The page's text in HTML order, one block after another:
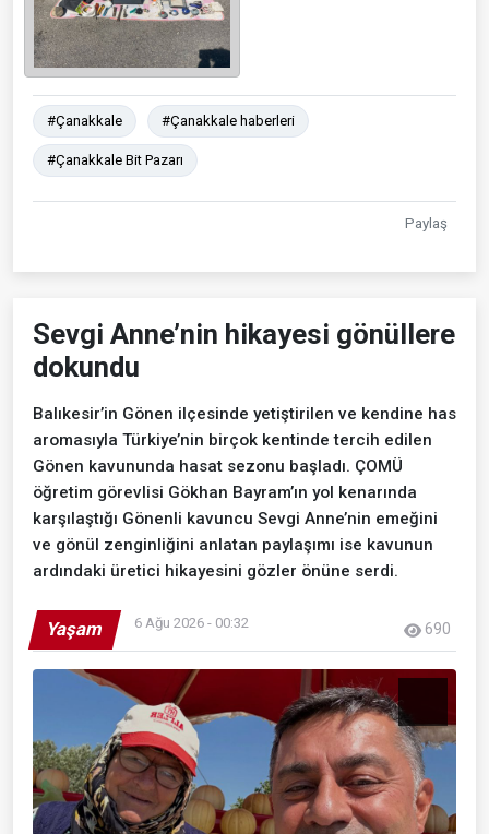
#Çanakkale #Çanakkale haberleri
#Çanakkale Bit Pazarı
Paylaş
Sevgi Anne’nin hikayesi gönüllere
dokundu
Balıkesir’in Gönen ilçesinde yetiştirilen ve kendine has
aromasıyla Türkiye’nin birçok kentinde tercih edilen
Gönen kavununda hasat sezonu başladı. ÇOMÜ
öğretim görevlisi Gökhan Bayram’ın yol kenarında
karşılaştığı Gönenli kavuncu Sevgi Anne’nin emeğini
ve gönül zenginliğini anlatan paylaşımı ise kavunun
ardındaki üretici hikayesini gözler önüne serdi.
Yaşam 6 Ağu 2026 - 00:32 690